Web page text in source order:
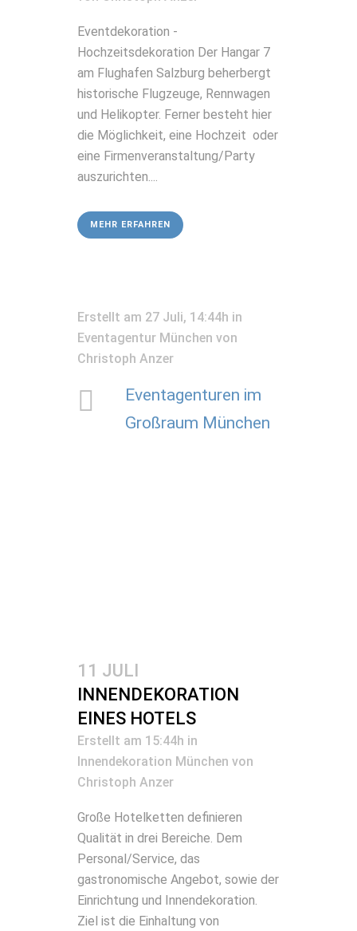
Eventdekoration -
Hochzeitsdekoration Der Hangar 7
am Flughafen Salzburg beherbergt
historische Flugzeuge, Rennwagen
und Helikopter. Ferner besteht hier
die Möglichkeit, eine Hochzeit oder
eine Firmenveranstaltung/Party
auszurichten....
MEHR ERFAHREN
Erstellt am 27 Juli, 14:44h in
Eventagentur München von
Christoph Anzer
Eventagenturen im
Großraum München
11 JULI
INNENDEKORATION
EINES HOTELS
Erstellt am 15:44h in
Innendekoration München von
Christoph Anzer
Große Hotelketten definieren
Qualität in drei Bereiche. Dem
Personal/Service, das
gastronomische Angebot, sowie der
Einrichtung und Innendekoration.
Ziel ist die Einhaltung von